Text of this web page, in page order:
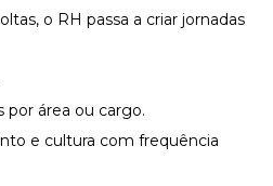
o RH passa a criar jornadas
por área ou cargo.
e cultura com frequência